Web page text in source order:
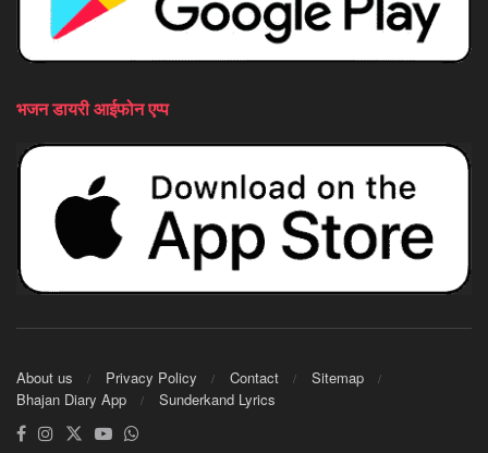
भजन डायरी आईफोन एप्प
About us Privacy Policy Contact
Sitemap
Bhajan Diary App
Sunderkand Lyrics